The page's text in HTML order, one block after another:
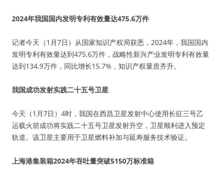
2024年我国国内发明专利有效量达475.6万件
记者今天（1月7日）从国家知识产权局获悉，2024年，我国国内
发明专利有效量达到475.6万件，战略性新兴产业发明专利有效量
达到134.9万件，同比增长15.7%，知识产权量质齐升。
我国成功发射实践二十五号卫星
今天（1月7日）4时，我国在西昌卫星发射中心使用长征三号乙
运载火箭成功将实践二十五号卫星发射升空，卫星顺利进入预定
轨道。该卫星主要用于卫星燃料补加与延寿服务技术验证。
上海港集装箱2024年吞吐量突破5150万标准箱